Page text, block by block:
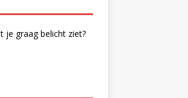
je graag belicht ziet?